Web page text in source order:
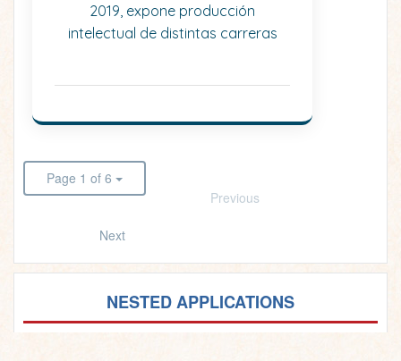
2019, expone producción
intelectual de distintas carreras
Page 1 of 6
Previous
Next
NESTED APPLICATIONS